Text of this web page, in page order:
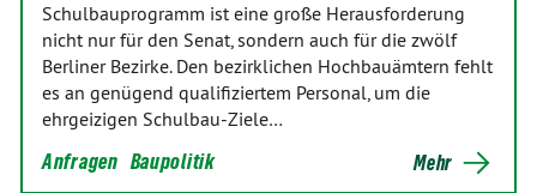
Schulbauprogramm ist eine große Herausforderung
nicht nur für den Senat, sondern auch für die zwölf
Berliner Bezirke. Den bezirklichen Hochbauämtern fehlt
es an genügend qualifiziertem Personal, um die
ehrgeizigen Schulbau-Ziele…
Anfragen Baupolitik Mehr